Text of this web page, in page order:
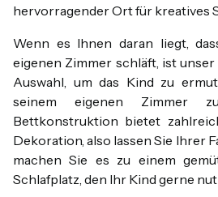
hervorragender Ort für kreatives
Wenn es Ihnen daran liegt,
eigenen Zimmer schläft, ist
Auswahl, um das Kind zu
seinem eigenen Zimmer
Bettkonstruktion bietet
Dekoration, also lassen Sie Ihrer
machen Sie es zu einem
Schlafplatz, den Ihr Kind gerne